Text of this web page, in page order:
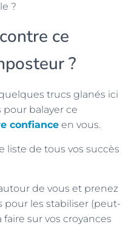
?
ce
?
trucs glanés ici
pour balayer ce
confiance en vous.
liste de tous vos succès
de vous et prenez
pour les stabiliser (peut-
sur vos croyances